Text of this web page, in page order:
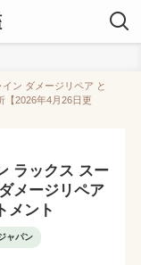
ン ダメージリペア と
【2026年4月26日更
ラックス スー
メージリペア
メント
ャパン